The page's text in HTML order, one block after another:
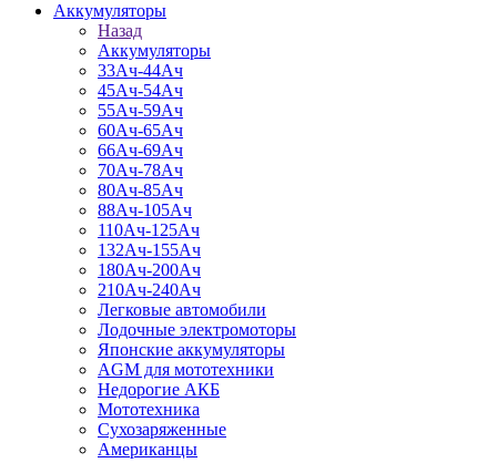
Аккумуляторы
Назад
Аккумуляторы
33Ач-44Ач
45Ач-54Ач
55Ач-59Ач
60Ач-65Ач
66Ач-69Ач
70Ач-78Ач
80Ач-85Ач
88Ач-105Ач
110Ач-125Ач
132Ач-155Ач
180Ач-200Ач
210Ач-240Ач
Легковые автомобили
Лодочные электромоторы
Японские аккумуляторы
AGM для мототехники
Недорогие АКБ
Мототехника
Сухозаряженные
Американцы